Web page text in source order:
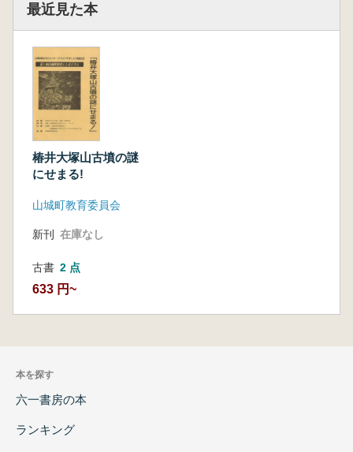
最近見た本
椿井大塚山古墳の謎
にせまる!
山城町教育委員会
新刊 在庫なし
古書 2 点
633 円~
本を探す
六一書房の本
ランキング